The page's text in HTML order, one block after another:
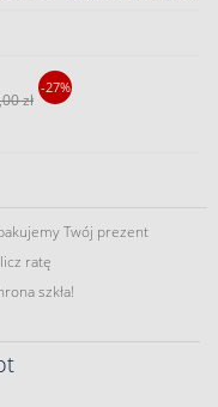
zł
-27%
Twój prezent
ratę
szkła!